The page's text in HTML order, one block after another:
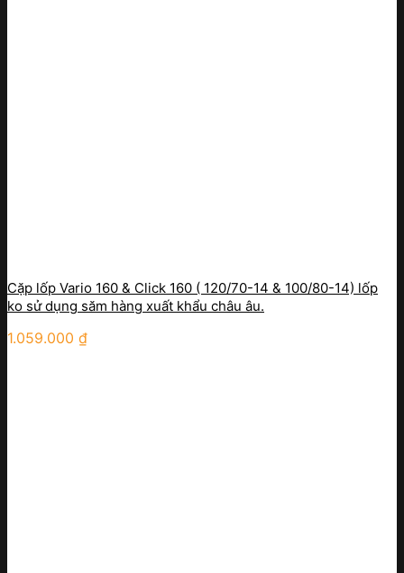
Cặp lốp Vario 160 & Click 160 ( 120/70-14 & 100/80-14) lốp
ko sử dụng săm hàng xuất khẩu châu âu.
1.059.000 ₫